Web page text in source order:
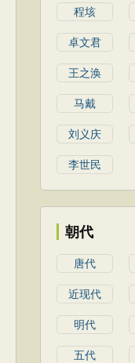
程垓
卓文君
王之涣
马戴
刘义庆
李世民
朝代
唐代
近现代
明代
五代